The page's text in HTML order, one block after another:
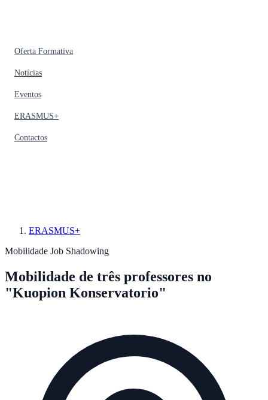
Oferta Formativa
Notícias
Eventos
ERASMUS+
Contactos
ERASMUS+
Mobilidade Job Shadowing
Mobilidade de três professores no
"Kuopion Konservatorio"